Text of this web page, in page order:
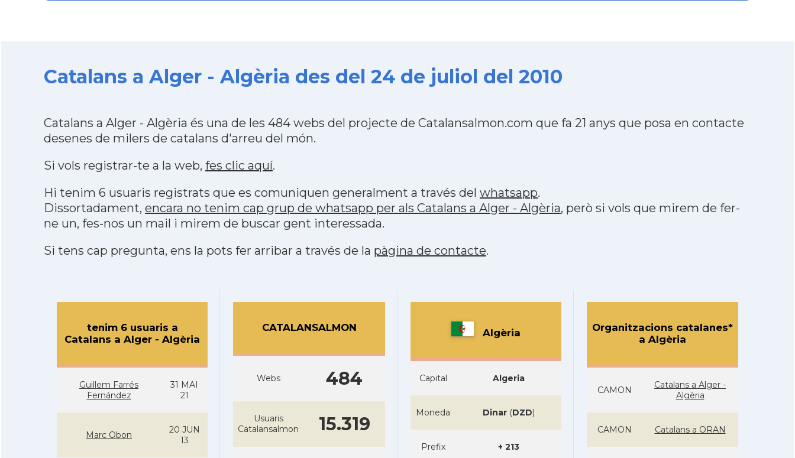
Catalans a Alger - Algèria des del 24 de juliol del 2010
Catalans a Alger - Algèria és una de les 484 webs del projecte de Catalansalmon.com que fa 21 anys que posa en contacte
desenes de milers de catalans d'arreu del món.
Si vols registrar-te a la web, fes clic aquí.
Hi tenim 6 usuaris registrats que es comuniquen generalment a través del whatsapp.
Dissortadament, encara no tenim cap grup de whatsapp per als Catalans a Alger - Algèria, però si vols que mirem de fer-
ne un, fes-nos un mail i mirem de buscar gent interessada.
Si tens cap pregunta, ens la pots fer arribar a través de la pàgina de contacte.
tenim 6 usuaris a
Catalans a Alger - Algèria
Guillem Farrés
Fernández
31 MAI
21
Marc Obon
20 JUN
13
CATALANSALMON
Webs 484
Usuaris
Catalansalmon
15.319
Algèria
Capital Algeria
Moneda Dinar(DZD)
Prefix + 213
Organitzacions catalanes*
a Algèria
CAMON
Catalans a Alger -
Algèria
CAMON Catalans a ORAN